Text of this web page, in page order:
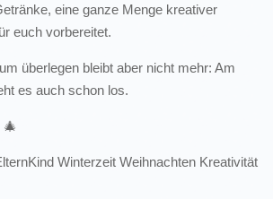
eine ganze Menge kreativer
euch vorbereitet.
überlegen bleibt aber nicht mehr: Am
es auch schon los.
Winterzeit Weihnachten Kreativität